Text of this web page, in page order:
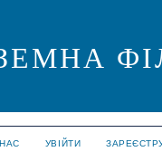
УВІЙТИ